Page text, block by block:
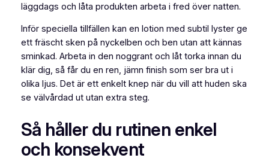
läggdags och låta produkten arbeta i fred över natten.
Inför speciella tillfällen kan en lotion med subtil lyster ge
ett fräscht sken på nyckelben och ben utan att kännas
sminkad. Arbeta in den noggrant och låt torka innan du
klär dig, så får du en ren, jämn finish som ser bra ut i
olika ljus. Det är ett enkelt knep när du vill att huden ska
se välvårdad ut utan extra steg.
Så håller du rutinen enkel
och konsekvent